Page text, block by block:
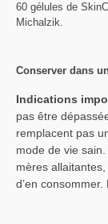
60 gélules de
Michalzik.
Conserver dans
Indications
pas être
remplacent pas
mode de vie
mères
d’en